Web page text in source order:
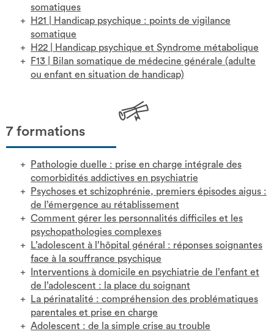
somatiques
H21
Handicap psychique : points de vigilance
somatique
H22
Handicap psychique et Syndrome métabolique
F13
Bilan somatique de médecine générale (adulte
ou enfant en situation de handicap)
7 formations
Pathologie duelle : prise en charge intégrale des
comorbidités addictives en psychiatrie
Psychoses et schizophrénie, premiers épisodes aigus :
de l’émergence au rétablissement
Comment gérer les personnalités difficiles et les
psychopathologies complexes
L’adolescent à l’hôpital général : réponses soignantes
face à la souffrance psychique
Interventions à domicile en psychiatrie de l’enfant et
de l’adolescent : la place du soignant
La périnatalité : compréhension des problématiques
parentales et prise en charge
Adolescent : de la simple crise au trouble